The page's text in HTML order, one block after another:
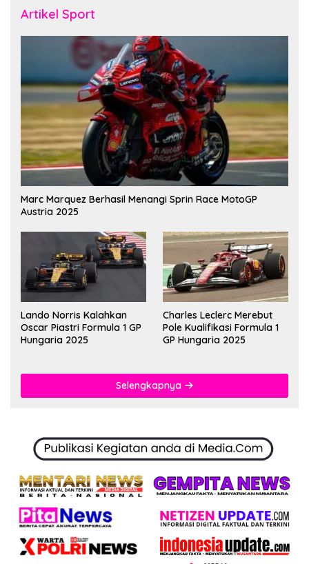
Artikel Sport
Marc Marquez Berhasil Menangi Sprin Race MotoGP
Austria 2025
Lando Norris Kalahkan
Oscar Piastri Formula 1 GP
Hungaria 2025
Charles Leclerc Merebut
Pole Kualifikasi Formula 1
GP Hungaria 2025
Selengkapnya